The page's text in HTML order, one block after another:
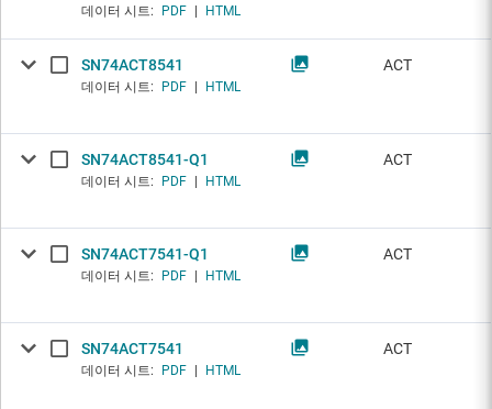
데이터 시트: PDF HTML
SN74ACT8541
데이터 시트: PDF HTML
ACT
SN74ACT8541-Q1
데이터 시트: PDF HTML
ACT
SN74ACT7541-Q1
데이터 시트: PDF HTML
ACT
SN74ACT7541
데이터 시트: PDF HTML
ACT